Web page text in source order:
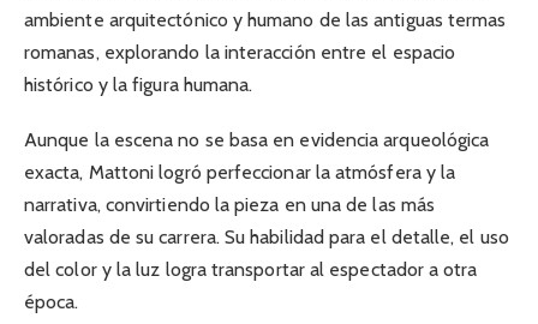
ambiente arquitectónico y humano de las antiguas termas
romanas, explorando la interacción entre el espacio
histórico y la figura humana.
Aunque la escena no se basa en evidencia arqueológica
exacta, Mattoni logró perfeccionar la atmósfera y la
narrativa, convirtiendo la pieza en una de las más
valoradas de su carrera. Su habilidad para el detalle, el uso
del color y la luz logra transportar al espectador a otra
época.